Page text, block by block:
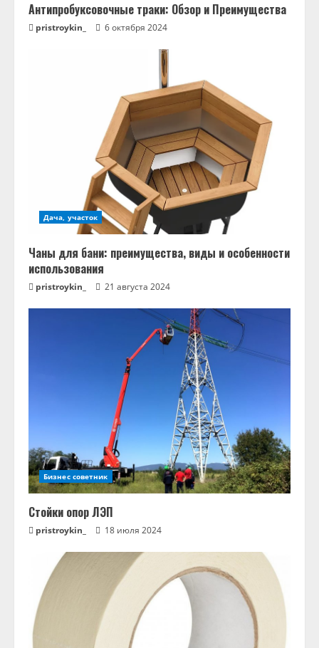
Антипробуксовочные траки: Обзор и Преимущества
pristroykin_ 6 октября 2024
Дача, участок
Чаны для бани: преимущества, виды и особенности
использования
pristroykin_ 21 августа 2024
Бизнес советник
Стойки опор ЛЭП
pristroykin_ 18 июля 2024